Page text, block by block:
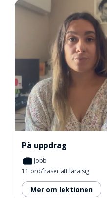
På uppdrag
Jobb
11 ord/fraser att lära sig
Mer om lektionen